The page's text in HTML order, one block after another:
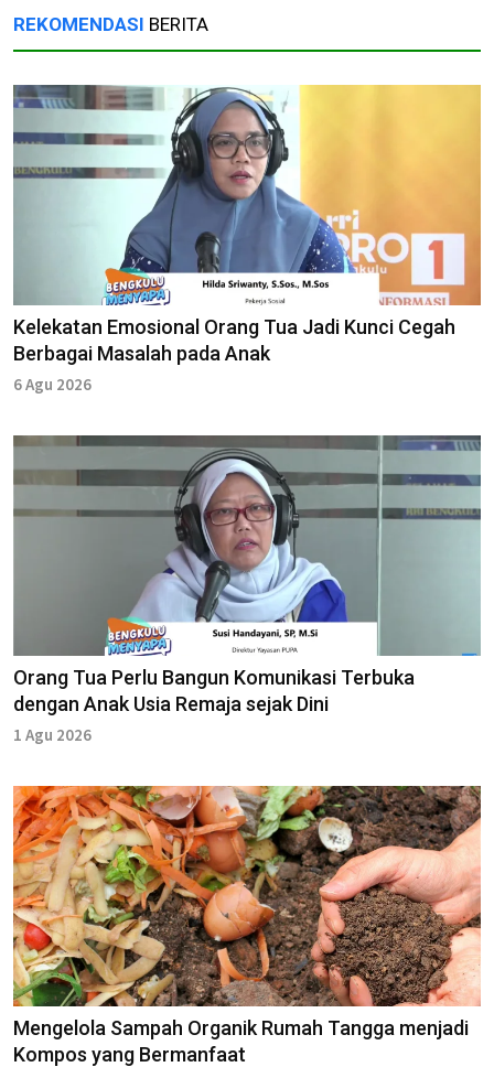
REKOMENDASI BERITA
Kelekatan Emosional Orang Tua Jadi Kunci Cegah
Berbagai Masalah pada Anak
6 Agu 2026
Orang Tua Perlu Bangun Komunikasi Terbuka
dengan Anak Usia Remaja sejak Dini
1 Agu 2026
Mengelola Sampah Organik Rumah Tangga menjadi
Kompos yang Bermanfaat